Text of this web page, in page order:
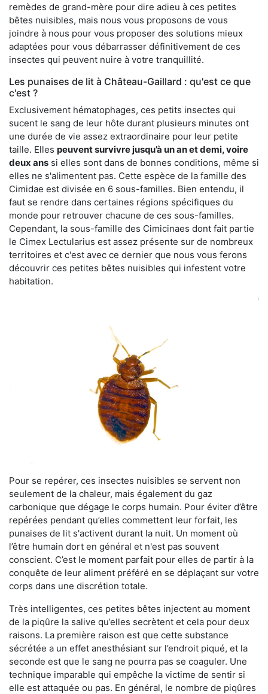
remèdes de grand-mère pour dire adieu à ces petites
bêtes nuisibles, mais nous vous proposons de vous
joindre à nous pour vous proposer des solutions mieux
adaptées pour vous débarrasser définitivement de ces
insectes qui peuvent nuire à votre tranquillité.
Les punaises de lit à Château-Gaillard : qu'est ce que
c'est ?
Exclusivement hématophages, ces petits insectes qui
sucent le sang de leur hôte durant plusieurs minutes ont
une durée de vie assez extraordinaire pour leur petite
taille. Elles peuvent survivre jusqu’à un an et demi, voire
deux ans si elles sont dans de bonnes conditions, même si
elles ne s'alimentent pas. Cette espèce de la famille des
Cimidae est divisée en 6 sous-familles. Bien entendu, il
faut se rendre dans certaines régions spécifiques du
monde pour retrouver chacune de ces sous-familles.
Cependant, la sous-famille des Cimicinaes dont fait partie
le Cimex Lectularius est assez présente sur de nombreux
territoires et c'est avec ce dernier que nous vous ferons
découvrir ces petites bêtes nuisibles qui infestent votre
habitation.
Pour se repérer, ces insectes nuisibles se servent non
seulement de la chaleur, mais également du gaz
carbonique que dégage le corps humain. Pour éviter d’être
repérées pendant qu’elles commettent leur forfait, les
punaises de lit s'activent durant la nuit. Un moment où
l’être humain dort en général et n'est pas souvent
conscient. C’est le moment parfait pour elles de partir à la
conquête de leur aliment préféré en se déplaçant sur votre
corps dans une discrétion totale.
Très intelligentes, ces petites bêtes injectent au moment
de la piqûre la salive qu’elles secrètent et cela pour deux
raisons. La première raison est que cette substance
sécrétée a un effet anesthésiant sur l’endroit piqué, et la
seconde est que le sang ne pourra pas se coaguler. Une
technique imparable qui empêche la victime de sentir si
elle est attaquée ou pas. En général, le nombre de piqûres